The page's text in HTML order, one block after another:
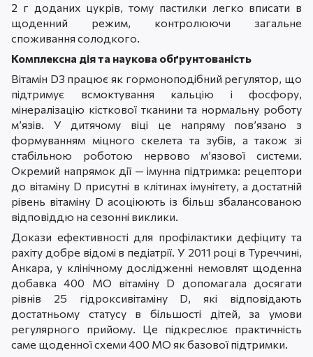
2 г доданих цукрів, тому пастилки легко вписати в
щоденний режим, контролюючи загальне
споживання солодкого.
Комплексна дія та наукова обґрунтованість
Вітамін D3 працює як гормоноподібний регулятор, що
підтримує всмоктування кальцію і фосфору,
мінералізацію кісткової тканини та нормальну роботу
м’язів. У дитячому віці це напряму пов’язано з
формуванням міцного скелета та зубів, а також зі
стабільною роботою нервово м’язової системи.
Окремий напрямок дії — імунна підтримка: рецептори
до вітаміну D присутні в клітинах імунітету, а достатній
рівень вітаміну D асоціюють із більш збалансованою
відповіддю на сезонні виклики.
Докази ефективності для профілактики дефіциту та
рахіту добре відомі в педіатрії. У 2011 році в Туреччині,
Анкара, у клінічному дослідженні немовлят щоденна
добавка 400 МО вітаміну D допомагала досягати
рівнів 25 гідроксивітаміну D, які відповідають
достатньому статусу в більшості дітей, за умови
регулярного прийому. Це підкреслює практичність
саме щоденної схеми 400 МО як базової підтримки.